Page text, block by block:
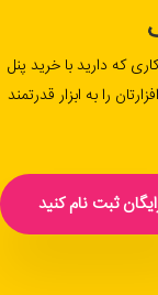
که دارید با خرید پنل
را به ابزار قدرتمند
ثبت نام کنید